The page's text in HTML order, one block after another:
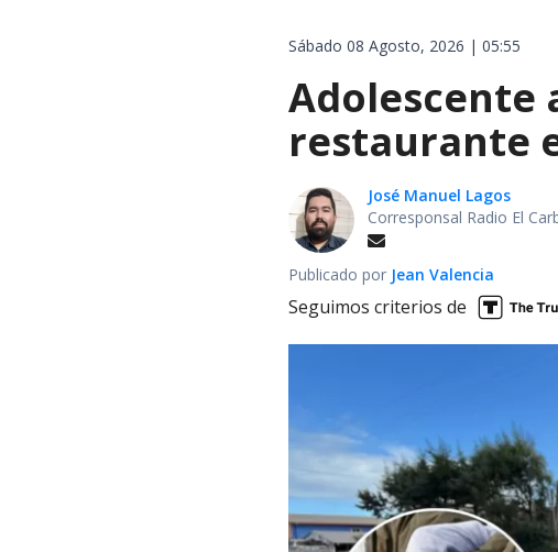
Sábado 08 Agosto, 2026 | 05:55
Adolescente
restaurante
José Manuel Lagos
Corresponsal Radio El
Publicado por Jean Valencia
Seguimos criterios de